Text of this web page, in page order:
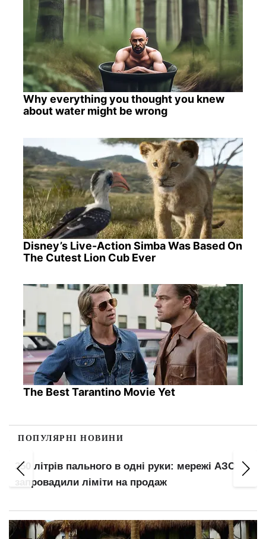
Why everything you thought you knew
about water might be wrong
Disney’s Live-Action Simba Was Based On
The Cutest Lion Cub Ever
The Best Tarantino Movie Yet
ПОПУЛЯРНІ НОВИНИ
250 літрів пального в одні руки: мережі АЗС
запровадили ліміти на продаж